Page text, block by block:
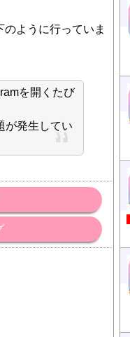
ように行っていま
を開くたび
が発生してい